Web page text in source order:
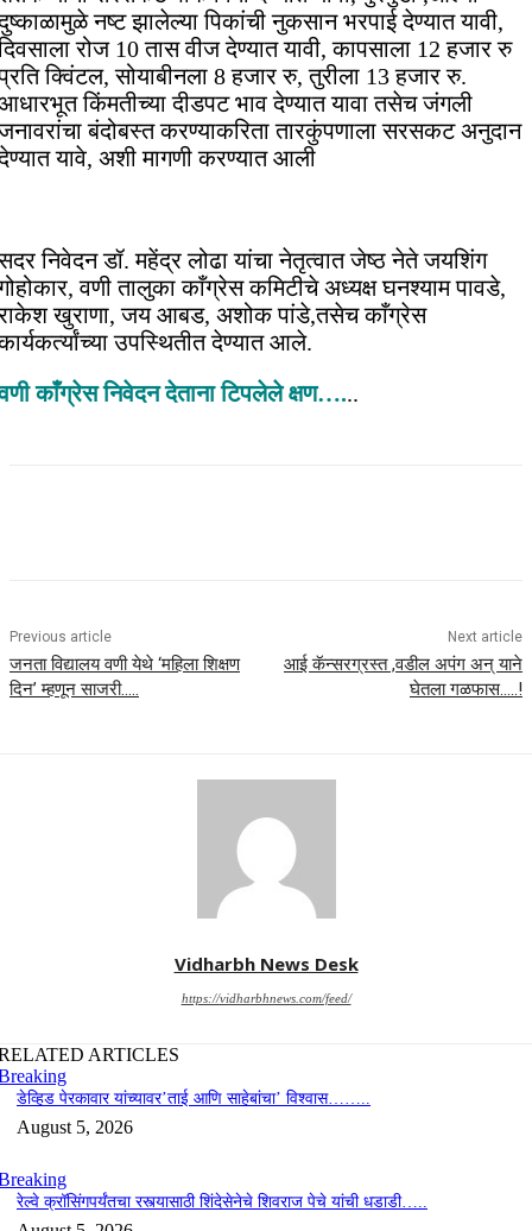
नष्ट झालेल्या पिकांची नुकसान भरपाई देण्यात यावी,
रोज 10 तास वीज देण्यात यावी, कापसाला 12 हजार रु
क्विंटल, सोयाबीनला 8 हजार रु, तुरीला 13 हजार रु.
किंमतीच्या दीडपट भाव देण्यात यावा तसेच जंगली
बंदोबस्त करण्याकरिता तारकुंपणाला सरसकट अनुदान
यावे, अशी मागणी करण्यात आली
निवेदन डॉ. महेंद्र लोढा यांचा नेतृत्वात जेष्ठ नेते जयशिंग
वणी तालुका काँग्रेस कमिटीचे अध्यक्ष घनश्याम पावडे,
खुराणा, जय आबड, अशोक पांडे,तसेच काँग्रेस
उपस्थितीत देण्यात आले.
काँग्रेस निवेदन देताना टिपलेले क्षण…...
Previous article
जनता विद्यालय वणी येथे ‘महिला शिक्षण
दिन’ म्हणून साजरी…..
Next article
आई कॅन्सरग्रस्त ,वडील अपंग अन् याने
घेतला गळफास…..!
Vidharbh News Desk
https://vidharbhnews.com/feed/
ARTICLES
डेव्हिड पेरकावार यांच्यावर’ताई आणि साहेबांचा’ विश्वास……..
August 5, 2026
रेल्वे क्रॉसिंगपर्यंतचा रस्त्यासाठी शिंदेसेनेचे शिवराज पेचे यांची धडाडी…..